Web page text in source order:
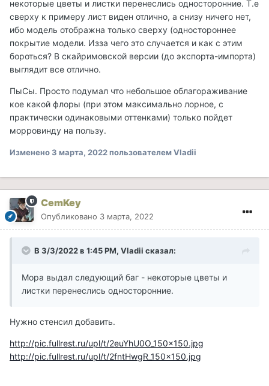
некоторые цветы и листки перенеслись односторонние. Т.е
сверху к примеру лист виден отлично, а снизу ничего нет,
ибо модель отображна только сверху (одностороннее
покрытие модели. Изза чего это случается и как с этим
бороться? В скайримовской версии (до экспорта-импорта)
выглядит все отлично.
ПыСы. Просто подумал что небольшое облагораживание
кое какой флоры (при этом максимально лорное, с
практически одинаковыми оттенками) только пойдет
морровинду на пользу.
Изменено3 марта, 2022пользователем Vladii
CemKey
Опубликовано 3 марта, 2022
В 3/3/2022 в 1:45 PM, Vladii сказал:
Мора выдал следующий баг - некоторые цветы и
листки перенеслись односторонние.
Нужно стенсил добавить.
http://pic.fullrest.ru/upl/t/2euYhU0O_150x150.jpg
http://pic.fullrest.ru/upl/t/2fntHwgR_150x150.jpg